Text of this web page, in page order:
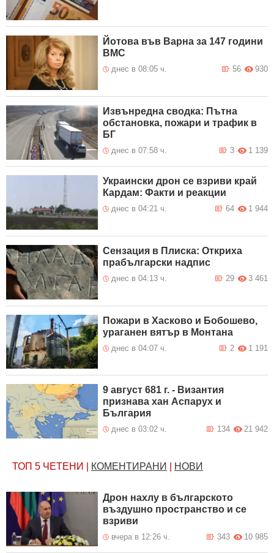
Йотова във Варна за 147 години
ВМС
днес в 08:05 ч. 930
56
Извънредна сводка: Пътна
обстановка, пожари и трафик в
БГ
днес в 07:58 ч. 1 139
3
Украински дрон се взриви край
Кардам: Факти и реакции
днес в 04:21 ч. 1 944
64
Сензация в Плиска: Откриха
прабългарски надпис
днес в 04:13 ч. 3 461
29
Пожари в Хасково и Бобошево,
ураганен вятър в Монтана
днес в 04:07 ч. 1 191
2
9 август 681 г. - Византия
признава хан Аспарух и
България
днес в 03:02 ч. 21 942
134
ТОП 5 ЧЕТЕНИ КОМЕНТИРАНИ НОВИ
Дрон нахлу в българското
въздушно пространство и се
взриви
вчера в 12:26 ч. 10 985
343